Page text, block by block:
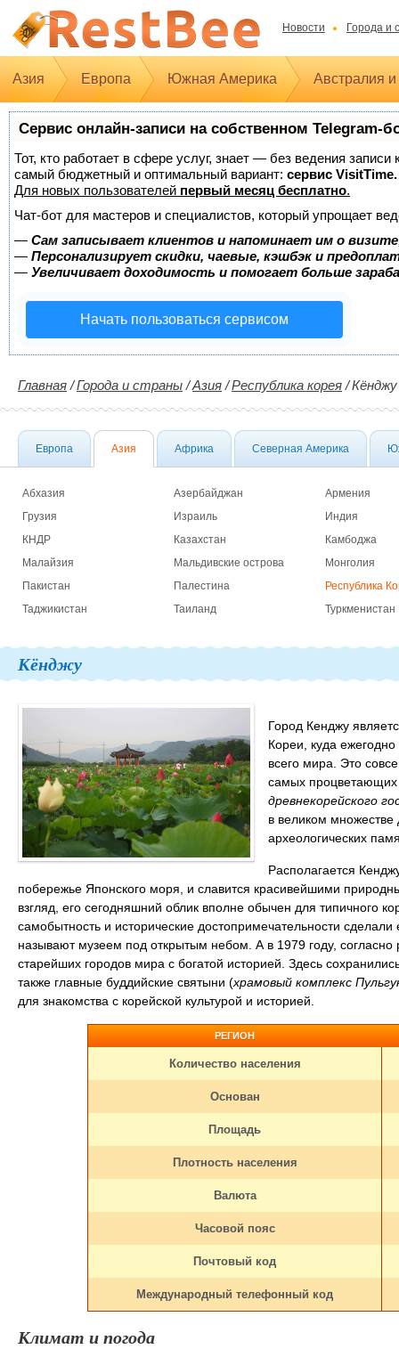
Новости Города и
Азия Европа Южная Америка Австралия
Сервис онлайн-записи на собственном Telegram-
Тот, кто работает в сфере услуг, знает — без ведения
самый бюджетный и оптимальный вариант: сервис VisitTime.
Для новых пользователей первый месяц бесплатно.
Чат-бот для мастеров и специалистов, который упрощает
— Сам записывает клиентов и напоминает им о
— Персонализирует скидки, чаевые, кэшбэк и
— Увеличивает доходимость и помогает больше
Начать пользоваться сервисом
Главная /Города и страны /Азия /Республика корея /Кёнджу
Европа Азия Африка Северная Америка
Абхазия Азербайджан
Армения
Грузия
Израиль
Индия
КНДР
Казахстан
Камбоджа
Малайзия
Мальдивские острова
Монголия
Пакистан
Палестина
Республика
Таджикистан
Таиланд Туркменистан
Кёнджу
Город Кенджу
Кореи, куда
всего мира. Это
самых процветающих
древнекорейского
в великом множестве
археологических
Располагается
побережье Японского моря, и славится красивейшими
взгляд, его сегодняшний облик вполне обычен для типичного
самобытность и исторические достопримечательности
называют музеем под открытым небом. А в 1979 году,
старейших городов мира с богатой историей. Здесь
также главные буддийские святыни (храмовый комплекс
для знакомства с корейской культурой и историей.
РЕГИОН
Количество населения
Основан
Площадь
Плотность населения
Валюта
Часовой пояс
Почтовый код
Международный телефонный код
Климат и погода